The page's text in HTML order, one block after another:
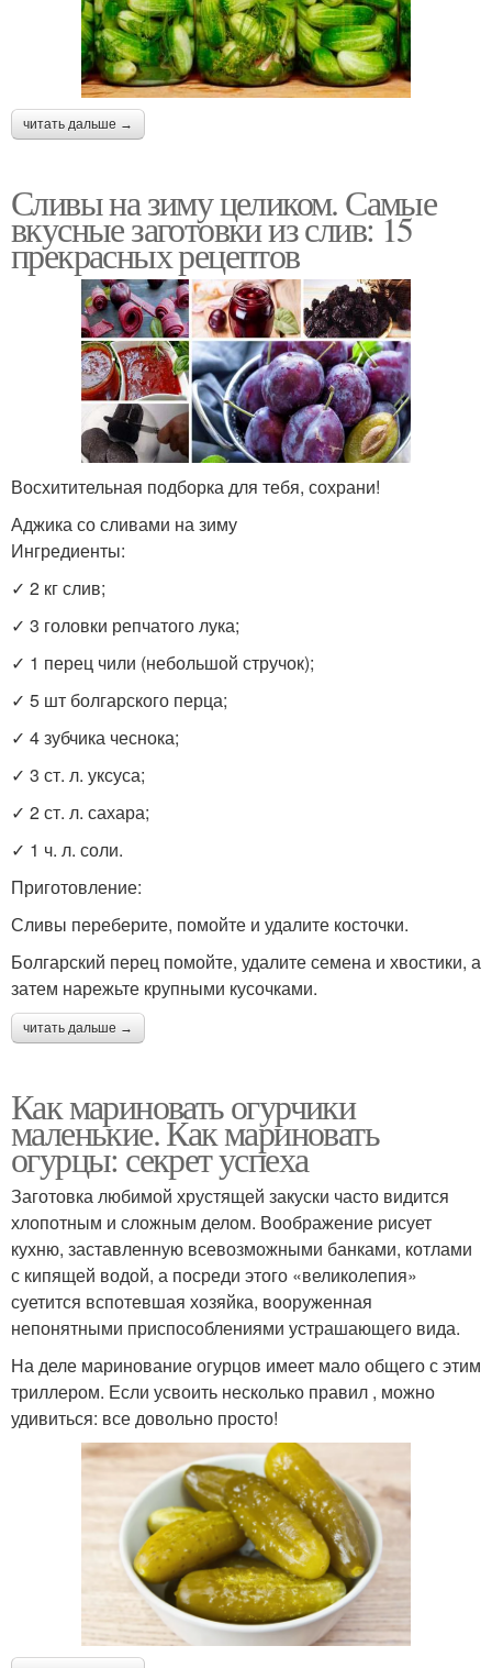
читать дальше →
Сливы на зиму целиком. Самые
вкусные заготовки из слив: 15
прекрасных рецептов
Восхитительная подборка для тебя, сохрани!
Аджика со сливами на зиму
Ингредиенты:
✓ 2 кг слив;
✓ 3 головки репчатого лука;
✓ 1 перец чили (небольшой стручок);
✓ 5 шт болгарского перца;
✓ 4 зубчика чеснока;
✓ 3 ст. л. уксуса;
✓ 2 ст. л. сахара;
✓ 1 ч. л. соли.
Приготовление:
Сливы переберите, помойте и удалите косточки.
Болгарский перец помойте, удалите семена и хвостики, а
затем нарежьте крупными кусочками.
читать дальше →
Как мариновать огурчики
маленькие. Как мариновать
огурцы: секрет успеха
Заготовка любимой хрустящей закуски часто видится
хлопотным и сложным делом. Воображение рисует
кухню, заставленную всевозможными банками, котлами
с кипящей водой, а посреди этого «великолепия»
суетится вспотевшая хозяйка, вооруженная
непонятными приспособлениями устрашающего вида.
На деле маринование огурцов имеет мало общего с этим
триллером. Если усвоить несколько правил , можно
удивиться: все довольно просто!